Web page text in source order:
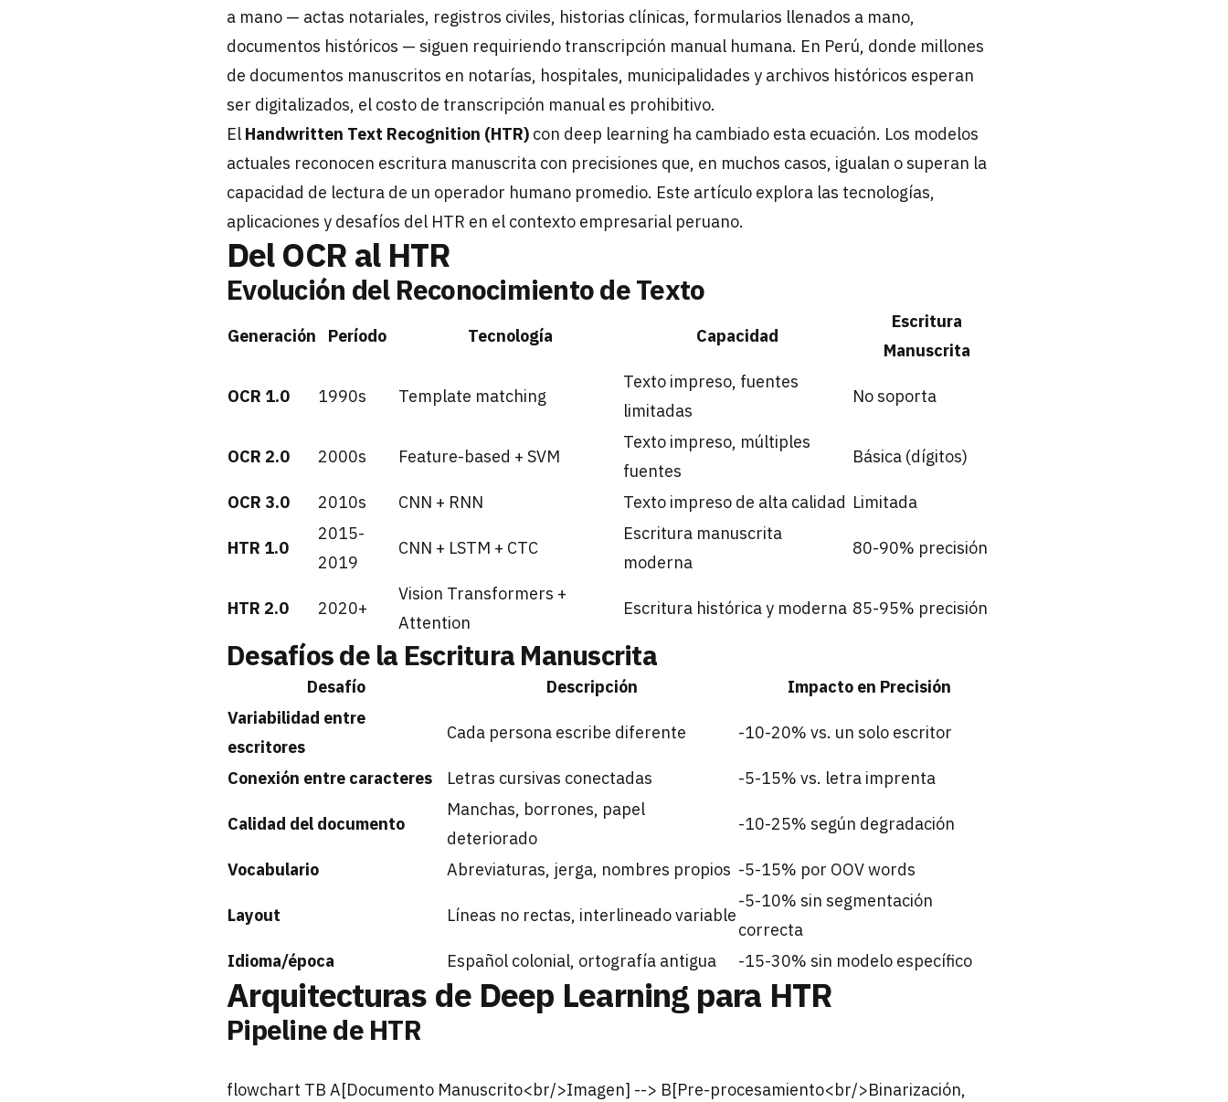
a mano — actas notariales, registros civiles, historias clínicas, formularios llenados a mano,
documentos históricos — siguen requiriendo transcripción manual humana. En Perú, donde millones
de documentos manuscritos en notarías, hospitales, municipalidades y archivos históricos esperan
ser digitalizados, el costo de transcripción manual es prohibitivo.
El Handwritten Text Recognition (HTR) con deep learning ha cambiado esta ecuación. Los modelos
actuales reconocen escritura manuscrita con precisiones que, en muchos casos, igualan o superan la
capacidad de lectura de un operador humano promedio. Este artículo explora las tecnologías,
aplicaciones y desafíos del HTR en el contexto empresarial peruano.
Del OCR al HTR
Evolución del Reconocimiento de Texto
Generación Período Tecnología Capacidad
Escritura
Manuscrita
OCR 1.0 1990s Template matching
Texto impreso, fuentes
limitadas
No soporta
OCR 2.0 2000s Feature-based + SVM
Texto impreso, múltiples
fuentes
Básica (dígitos)
OCR 3.0 2010s CNN + RNN Texto impreso de alta calidad Limitada
HTR 1.0
2015-
2019
CNN + LSTM + CTC
Escritura manuscrita
moderna
80-90% precisión
HTR 2.0 2020+
Vision Transformers +
Attention
Escritura histórica y moderna 85-95% precisión
Desafíos de la Escritura Manuscrita
Desafío Descripción
Impacto en Precisión
Variabilidad entre
escritores
Cada persona escribe diferente -10-20% vs. un solo escritor
Conexión entre caracteres Letras cursivas conectadas -5-15% vs. letra imprenta
Calidad del documento
Manchas, borrones, papel
deteriorado
-10-25% según degradación
Vocabulario Abreviaturas, jerga, nombres propios -5-15% por OOV words
Layout Líneas no rectas, interlineado variable
-5-10% sin segmentación
correcta
Idioma/época
Español colonial, ortografía antigua -15-30% sin modelo específico
Arquitecturas de Deep Learning para HTR
Pipeline de HTR
flowchart TB A[Documento Manuscrito<br/>Imagen] --> B[Pre-procesamiento<br/>Binarización,